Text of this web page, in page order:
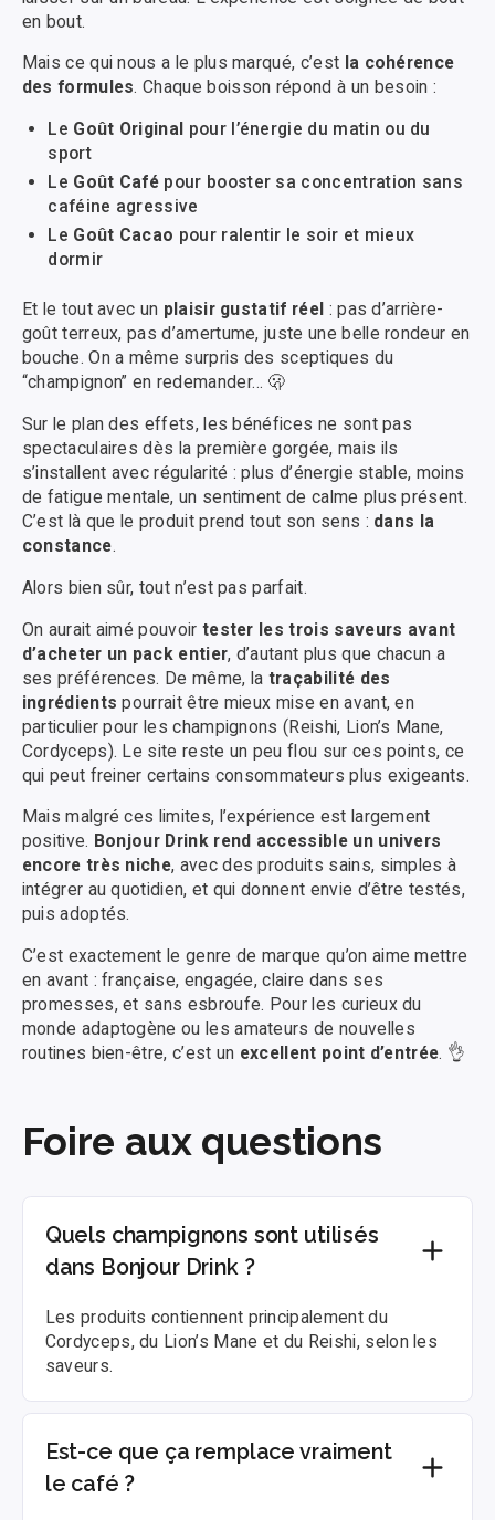
en bout.
Mais ce qui nous a le plus marqué, c’est la cohérence
des formules. Chaque boisson répond à un besoin :
Le Goût Original pour l’énergie du matin ou du
sport
Le Goût Café pour booster sa concentration sans
caféine agressive
Le Goût Cacao pour ralentir le soir et mieux
dormir
Et le tout avec un plaisir gustatif réel : pas d’arrière-
goût terreux, pas d’amertume, juste une belle rondeur en
bouche. On a même surpris des sceptiques du
“champignon” en redemander… 🫢
Sur le plan des effets, les bénéfices ne sont pas
spectaculaires dès la première gorgée, mais ils
s’installent avec régularité : plus d’énergie stable, moins
de fatigue mentale, un sentiment de calme plus présent.
C’est là que le produit prend tout son sens : dans la
constance.
Alors bien sûr, tout n’est pas parfait.
On aurait aimé pouvoir tester les trois saveurs avant
d’acheter un pack entier, d’autant plus que chacun a
ses préférences. De même, la traçabilité des
ingrédients pourrait être mieux mise en avant, en
particulier pour les champignons (Reishi, Lion’s Mane,
Cordyceps). Le site reste un peu flou sur ces points, ce
qui peut freiner certains consommateurs plus exigeants.
Mais malgré ces limites, l’expérience est largement
positive. Bonjour Drink rend accessible un univers
encore très niche, avec des produits sains, simples à
intégrer au quotidien, et qui donnent envie d’être testés,
puis adoptés.
C’est exactement le genre de marque qu’on aime mettre
en avant : française, engagée, claire dans ses
promesses, et sans esbroufe. Pour les curieux du
monde adaptogène ou les amateurs de nouvelles
routines bien-être, c’est un excellent point d’entrée. 👌
Foire aux questions
Quels champignons sont utilisés
dans Bonjour Drink ?
Les produits contiennent principalement du
Cordyceps, du Lion’s Mane et du Reishi, selon les
saveurs.
Est-ce que ça remplace vraiment
le café ?